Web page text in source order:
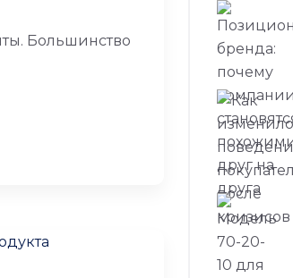
Большинство